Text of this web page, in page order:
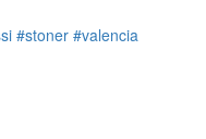
#stoner #valencia